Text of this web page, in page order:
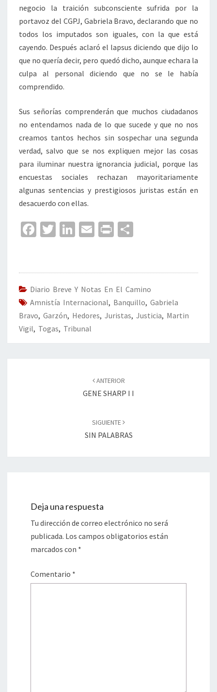
negocio la traición subconsciente sufrida por la
portavoz del CGPJ, Gabriela Bravo, declarando que no
todos los imputados son iguales, con la que está
cayendo. Después aclaró el lapsus diciendo que dijo lo
que no quería decir, pero quedó dicho, aunque echara la
culpa al personal diciendo que no se le había
comprendido.
Sus señorías comprenderán que muchos ciudadanos
no entendamos nada de lo que sucede y que no nos
creamos tantos hechos sin sospechar una segunda
verdad, salvo que se nos expliquen mejor las cosas
para iluminar nuestra ignorancia judicial, porque las
encuestas sociales rechazan mayoritariamente
algunas sentencias y prestigiosos juristas están en
desacuerdo con ellas.
Fa
o
o
k
T
er
Li
dI
n
E
l
Pr
p
ar
tir
Diario Breve Y Notas En El Camino
Amnistía Internacional, Banquillo, Gabriela
Bravo, Garzón, Hedores, Juristas, Justicia, Martin
Vigil, Togas, Tribunal
ANTERIOR
GENE SHARP I I
SIGUIENTE
SIN PALABRAS
Deja una respuesta
Tu dirección de correo electrónico no será
publicada. Los campos obligatorios están
marcados con *
Comentario *